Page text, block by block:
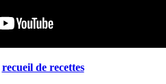
recueil de recettes